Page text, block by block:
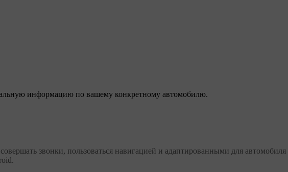
информацию по вашему конкретному автомобилю.
звонки, пользоваться навигацией и адаптированными для